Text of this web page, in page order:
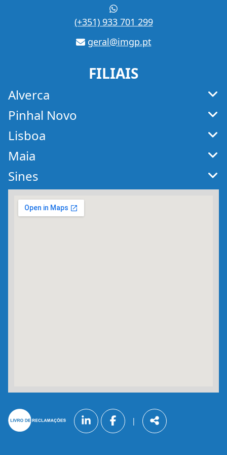
(+351) 933 701 299
geral@imgp.pt
FILIAIS
Alverca
Pinhal Novo
Lisboa
Maia
Sines
Siga-
nos
|